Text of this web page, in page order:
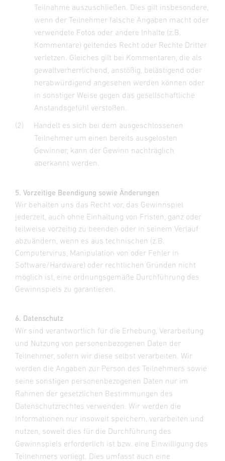
Teilnahme auszuschließen. Dies gilt insbesondere,
wenn der Teilnehmer falsche Angaben macht oder
verwendete Fotos oder andere Inhalte (z.B.
Kommentare) geltendes Recht oder Rechte Dritter
verletzen. Gleiches gilt bei Kommentaren, die als
gewaltverherrlichend, anstößig, belästigend oder
herabwürdigend angesehen werden können oder
in sonstiger Weise gegen das gesellschaftliche
Anstandsgefühl verstoßen.
(2)
Handelt es sich bei dem ausgeschlossenen
Teilnehmer um einen bereits ausgelosten
Gewinner, kann der Gewinn nachträglich
aberkannt werden.
5. Vorzeitige Beendigung sowie Änderungen
Wir behalten uns das Recht vor, das Gewinnspiel
jederzeit, auch ohne Einhaltung von Fristen, ganz oder
teilweise vorzeitig zu beenden oder in seinem Verlauf
abzuändern, wenn es aus technischen (z.B.
Computervirus, Manipulation von oder Fehler in
Software/Hardware) oder rechtlichen Gründen nicht
möglich ist, eine ordnungsgemäße Durchführung des
Gewinnspiels zu garantieren.
6. Datenschutz
Wir sind verantwortlich für die Erhebung, Verarbeitung
und Nutzung von personenbezogenen Daten der
Teilnehmer, sofern wir diese selbst verarbeiten. Wir
werden die Angaben zur Person des Teilnehmers sowie
seine sonstigen personenbezogenen Daten nur im
Rahmen der gesetzlichen Bestimmungen des
Datenschutzrechtes verwenden. Wir werden die
Informationen nur insoweit speichern, verarbeiten und
nutzen, soweit dies für die Durchführung des
Gewinnspiels erforderlich ist bzw. eine Einwilligung des
Teilnehmers vorliegt. Dies umfasst auch eine